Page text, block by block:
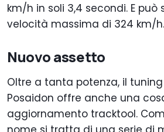
km/h in soli 3,4 secondi. E può
velocità massima di 324 km/h.
Nuovo assetto
Oltre a tanta potenza, il
Posaidon offre anche una
aggiornamento tracktool.